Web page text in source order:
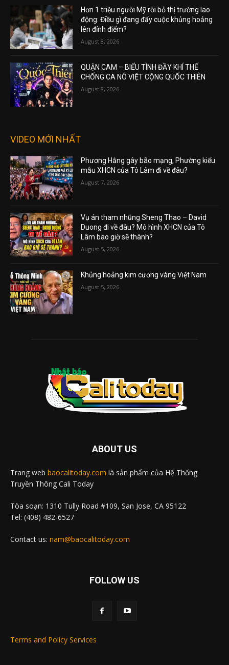
Hơn 1 triệu người Mỹ rời bỏ thị trường lao
động: Điều gì đang đẩy cuộc khủng hoảng
lên đỉnh điểm?
August 8, 2026
QUẬN CAM – BIỂU TÌNH ĐẦY KHÍ THẾ
CHỐNG CA NÔ VIỆT CỘNG QUỐC THIÊN
August 8, 2026
VIDEO MỚI NHẤT
Phương Hằng gây bão mạng, Phường kiểu
mẫu XHCN của Tô Lâm đi về đâu?
August 7, 2026
Vụ án tham nhũng Sheng Thao – David
Duong đi về đâu? Mô hình XHCN của Tô
Lâm bao giờ sẽ thành?
August 5, 2026
Khủng hoảng kim cương vàng Việt Nam
August 5, 2026
ABOUT US
Trang web baocalitoday.com là sản phẩm của Hệ Thống
Truyền Thông Cali Today
Tòa soạn: 1310 Tully Road #109, San Jose, CA 95122
Tel: (408) 482-6527
Contact us: nam@baocalitoday.com
FOLLOW US
Terms and Policy Services